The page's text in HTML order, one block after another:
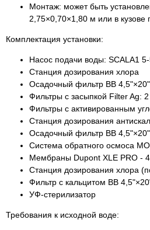
Монтаж: может быть
2,75×0,70×1,80 м или в кузове
Комплектация установки:
Насос подачи воды: SCALA1
Станция дозирования хлора
Осадочный фильтр BB
Фильтры с засыпкой Filter Ag:
Фильтры с активированным
Станция дозирования
Осадочный фильтр BB
Система обратного осмоса
Мембраны Dupont XLE PRO -
Станция дозирования хлора
Фильтр с кальцитом BB
УФ-стерилизатор
Требования к исходной воде: